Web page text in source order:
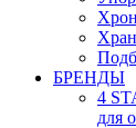
БРЕНДЫ
4
для